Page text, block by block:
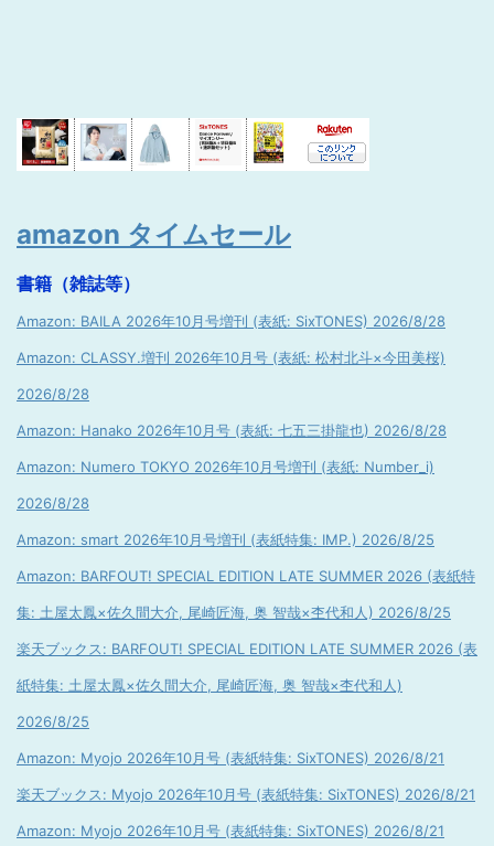
amazon タイムセール
書籍（雑誌等）
Amazon: BAILA 2026年10月号増刊 (表紙: SixTONES) 2026/8/28
Amazon: CLASSY.増刊 2026年10月号 (表紙: 松村北斗×今田美桜)
2026/8/28
Amazon: Hanako 2026年10月号 (表紙: 七五三掛龍也) 2026/8/28
Amazon: Numero TOKYO 2026年10月号増刊 (表紙: Number_i)
2026/8/28
Amazon: smart 2026年10月号増刊 (表紙特集: IMP.) 2026/8/25
Amazon: BARFOUT! SPECIAL EDITION LATE SUMMER 2026 (表紙特
集: 土屋太鳳×佐久間大介, 尾崎匠海, 奥 智哉×杢代和人) 2026/8/25
楽天ブックス: BARFOUT! SPECIAL EDITION LATE SUMMER 2026 (表
紙特集: 土屋太鳳×佐久間大介, 尾崎匠海, 奥 智哉×杢代和人)
2026/8/25
Amazon: Myojo 2026年10月号 (表紙特集: SixTONES) 2026/8/21
楽天ブックス: Myojo 2026年10月号 (表紙特集: SixTONES) 2026/8/21
Amazon: Myojo 2026年10月号 (表紙特集: SixTONES) 2026/8/21